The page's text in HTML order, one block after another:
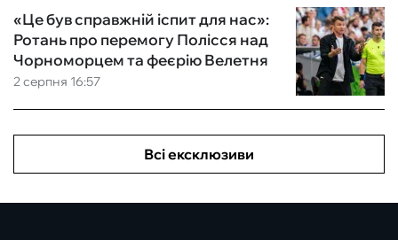
2 серпня 16:57
«Це був справжній іспит для нас»:
Ротань про перемогу Полісся над
Чорноморцем та феєрію Велетня
Всі ексклюзиви